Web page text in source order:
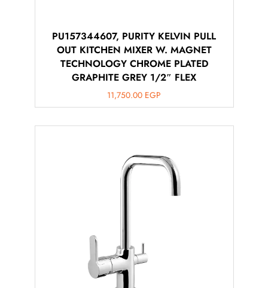
PU157344607, PURITY KELVIN PULL
OUT KITCHEN MIXER W. MAGNET
TECHNOLOGY CHROME PLATED
GRAPHITE GREY 1/2″ FLEX
11,750.00 EGP